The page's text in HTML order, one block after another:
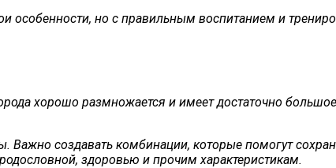
особенности, но с правильным воспитанием и
хорошо размножается и имеет достаточно
создавать комбинации, которые помогут
здоровью и прочим характеристикам.